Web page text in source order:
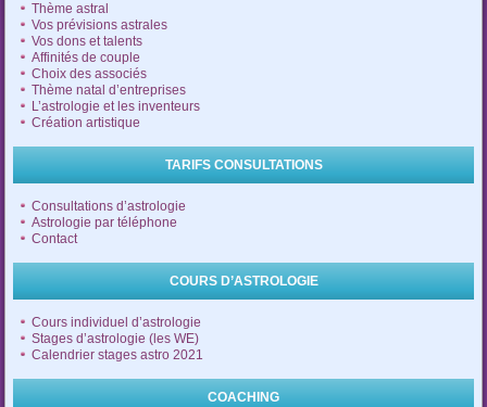
Thème astral
Vos prévisions astrales
Vos dons et talents
Affinités de couple
Choix des associés
Thème natal d’entreprises
L’astrologie et les inventeurs
Création artistique
TARIFS CONSULTATIONS
Consultations d’astrologie
Astrologie par téléphone
Contact
COURS D’ASTROLOGIE
Cours individuel d’astrologie
Stages d’astrologie (les WE)
Calendrier stages astro 2021
COACHING